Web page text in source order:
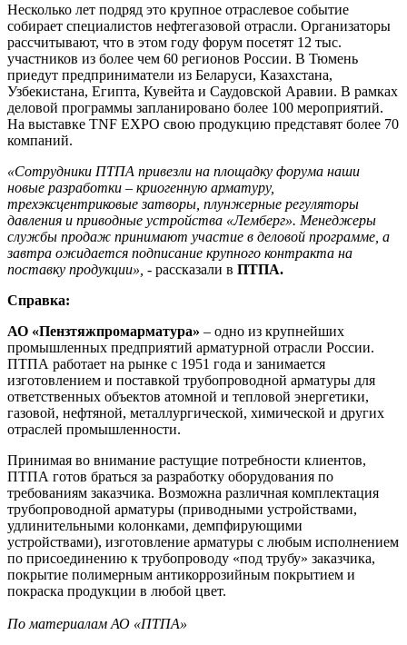
Несколько лет подряд это крупное отраслевое событие
собирает специалистов нефтегазовой отрасли. Организаторы
рассчитывают, что в этом году форум посетят 12 тыс.
участников из более чем 60 регионов России. В Тюмень
приедут предприниматели из Беларуси, Казахстана,
Узбекистана, Египта, Кувейта и Саудовской Аравии. В рамках
деловой программы запланировано более 100 мероприятий.
На выставке TNF EXPO свою продукцию представят более 70
компаний.
«Сотрудники ПТПА привезли на площадку форума наши
новые разработки – криогенную арматуру,
трехэксцентриковые затворы, плунжерные регуляторы
давления и приводные устройства «Лемберг». Менеджеры
службы продаж принимают участие в деловой программе, а
завтра ожидается подписание крупного контракта на
поставку продукции», - рассказали в ПТПА.
Справка:
АО «Пензтяжпромарматура» – одно из крупнейших
промышленных предприятий арматурной отрасли России.
ПТПА работает на рынке с 1951 года и занимается
изготовлением и поставкой трубопроводной арматуры для
ответственных объектов атомной и тепловой энергетики,
газовой, нефтяной, металлургической, химической и других
отраслей промышленности.
Принимая во внимание растущие потребности клиентов,
ПТПА готов браться за разработку оборудования по
требованиям заказчика. Возможна различная комплектация
трубопроводной арматуры (приводными устройствами,
удлинительными колонками, демпфирующими
устройствами), изготовление арматуры с любым исполнением
по присоединению к трубопроводу «под трубу» заказчика,
покрытие полимерным антикоррозийным покрытием и
покраска продукции в любой цвет.
По материалам АО «ПТПА»